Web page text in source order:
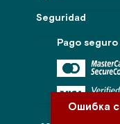
Seguridad
Pago seguro
Ошибка